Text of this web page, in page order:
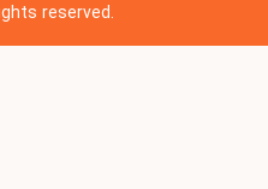
reserved.